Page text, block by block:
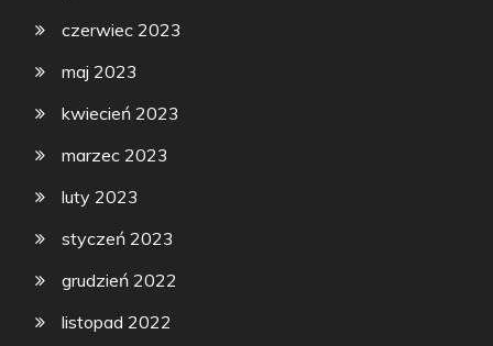
czerwiec 2023
maj 2023
kwiecień 2023
marzec 2023
luty 2023
styczeń 2023
grudzień 2022
listopad 2022